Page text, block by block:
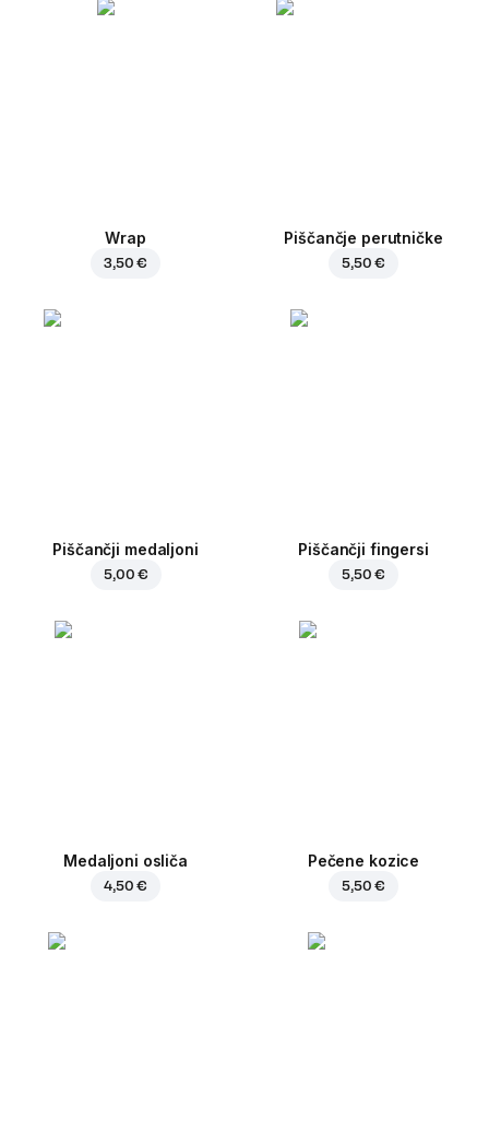
Wrap
3,50 €
Piščančje perutničke
5,50 €
Piščančji medaljoni
5,00 €
Piščančji fingersi
5,50 €
Medaljoni osliča
4,50 €
Pečene kozice
5,50 €